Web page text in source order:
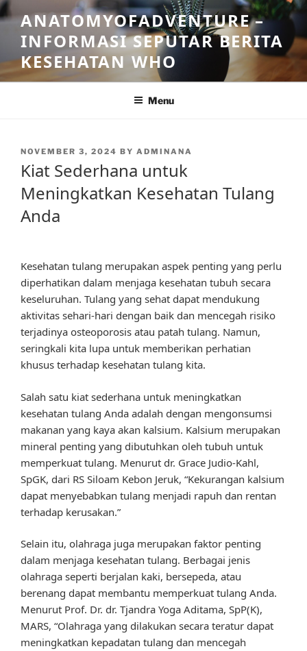
Skip
to
content
ANATOMYOFADVENTURE –
INFORMASI SEPUTAR BERITA
KESEHATAN WHO
Menu
POSTED
ON
NOVEMBER 3, 2024 BY ADMINANA
Kiat Sederhana untuk
Meningkatkan Kesehatan Tulang
Anda
Kesehatan tulang merupakan aspek penting yang perlu
diperhatikan dalam menjaga kesehatan tubuh secara
keseluruhan. Tulang yang sehat dapat mendukung
aktivitas sehari-hari dengan baik dan mencegah risiko
terjadinya osteoporosis atau patah tulang. Namun,
seringkali kita lupa untuk memberikan perhatian
khusus terhadap kesehatan tulang kita.
Salah satu kiat sederhana untuk meningkatkan
kesehatan tulang Anda adalah dengan mengonsumsi
makanan yang kaya akan kalsium. Kalsium merupakan
mineral penting yang dibutuhkan oleh tubuh untuk
memperkuat tulang. Menurut dr. Grace Judio-Kahl,
SpGK, dari RS Siloam Kebon Jeruk, “Kekurangan kalsium
dapat menyebabkan tulang menjadi rapuh dan rentan
terhadap kerusakan.”
Selain itu, olahraga juga merupakan faktor penting
dalam menjaga kesehatan tulang. Berbagai jenis
olahraga seperti berjalan kaki, bersepeda, atau
berenang dapat membantu memperkuat tulang Anda.
Menurut Prof. Dr. dr. Tjandra Yoga Aditama, SpP(K),
MARS, “Olahraga yang dilakukan secara teratur dapat
meningkatkan kepadatan tulang dan mencegah